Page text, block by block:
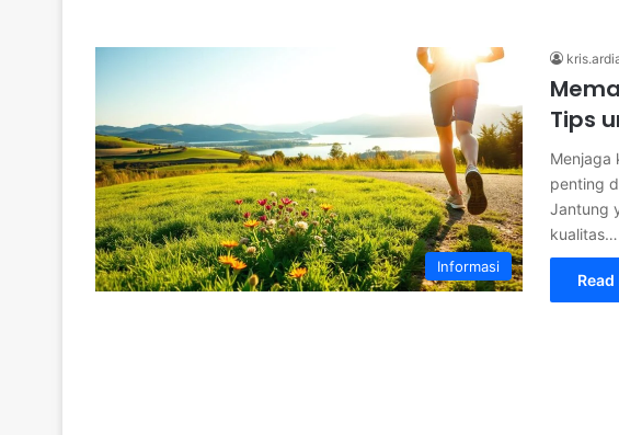
Informasi
Tips
Menjaga
penting
Jantung
kualitas…